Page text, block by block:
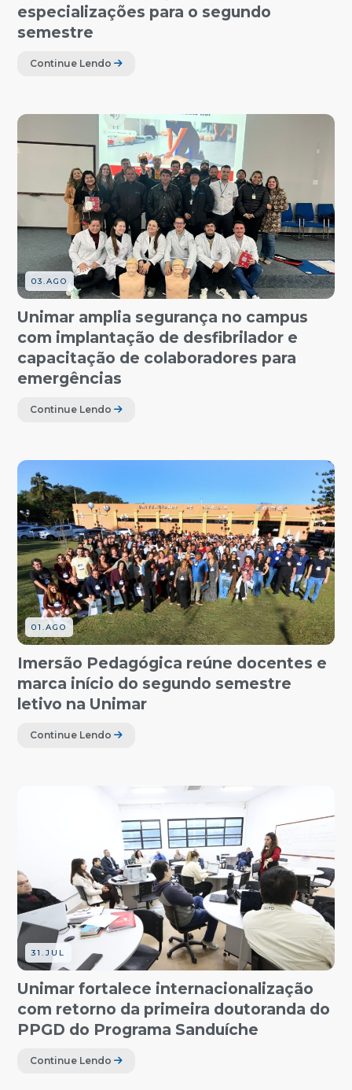
especializações para o segundo
semestre
Continue Lendo
03.AGO
Unimar amplia segurança no campus
com implantação de desfibrilador e
capacitação de colaboradores para
emergências
Continue Lendo
01.AGO
Imersão Pedagógica reúne docentes e
marca início do segundo semestre
letivo na Unimar
Continue Lendo
31.JUL
Unimar fortalece internacionalização
com retorno da primeira doutoranda do
PPGD do Programa Sanduíche
Continue Lendo